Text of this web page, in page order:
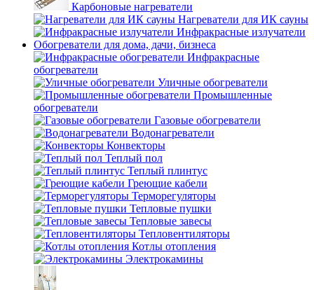
Карбоновые нагреватели
Нагреватели для ИК сауны
Инфракрасные излучатели
Обогреватели для дома, дачи, бизнеса
Инфракрасные
обогреватели
Уличные обогреватели
Промышленные
обогреватели
Газовые обогреватели
Водонагреватели
Конвекторы
Теплый пол
Теплый плинтус
Греющие кабели
Терморегуляторы
Тепловые пушки
Тепловые завесы
Тепловентиляторы
Котлы отопления
Электрокамины